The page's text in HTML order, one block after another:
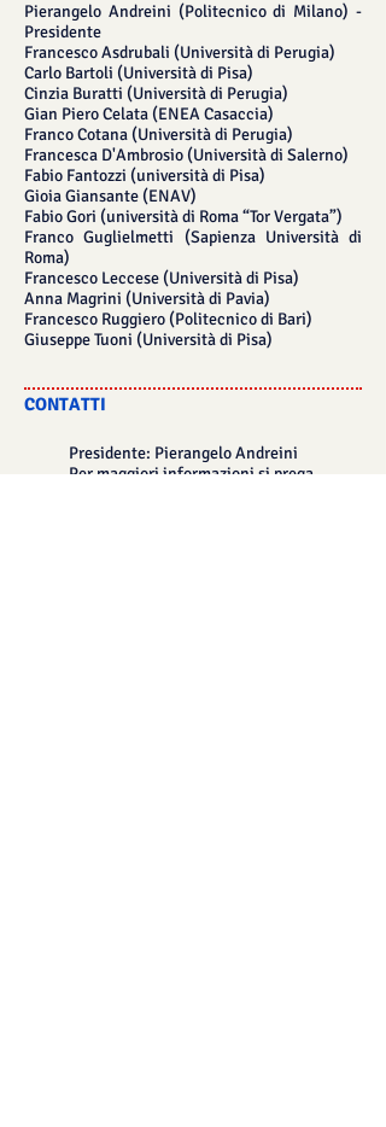
Pierangelo Andreini (Politecnico di Milano) -
Presidente
Francesco Asdrubali (Università di Perugia)
Carlo Bartoli (Università di Pisa)
Cinzia Buratti (Università di Perugia)
Gian Piero Celata (ENEA Casaccia)
Franco Cotana (Università di Perugia)
Francesca D'Ambrosio (Università di Salerno)
Fabio Fantozzi (università di Pisa)
Gioia Giansante (ENAV)
Fabio Gori (università di Roma “Tor Vergata”)
Franco Guglielmetti (Sapienza Università di
Roma)
Francesco Leccese (Università di Pisa)
Anna Magrini (Università di Pavia)
Francesco Ruggiero (Politecnico di Bari)
Giuseppe Tuoni (Università di Pisa)
CONTATTI
Presidente: Pierangelo Andreini
Per maggiori informazioni si prega